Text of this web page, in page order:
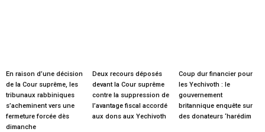
En raison d’une décision
de la Cour suprême, les
tribunaux rabbiniques
s’acheminent vers une
fermeture forcée dès
dimanche
Deux recours déposés
devant la Cour suprême
contre la suppression de
l’avantage fiscal accordé
aux dons aux Yechivoth
Coup dur financier pour
les Yechivoth : le
gouvernement
britannique enquête sur
des donateurs ‘harédim